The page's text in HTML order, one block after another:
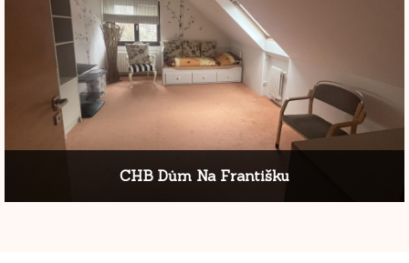
CHB Dům Na Františku